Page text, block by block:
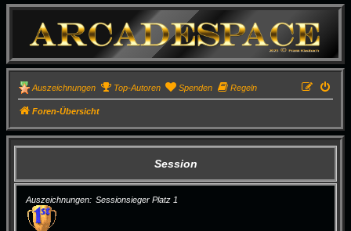
Auszeichnungen Top-Autoren Spenden Regeln
Foren-Übersicht
Session
Auszeichnungen Sessionsieger Platz 1